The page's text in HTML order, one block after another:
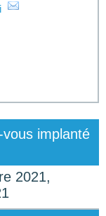
implanté
2021,